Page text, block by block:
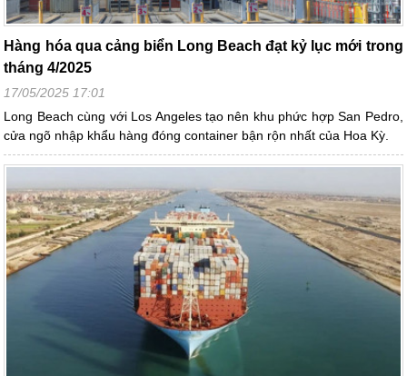
Hàng hóa qua cảng biển Long Beach đạt kỷ lục mới trong
tháng 4/2025
17/05/2025 17:01
Long Beach cùng với Los Angeles tạo nên khu phức hợp San Pedro,
cửa ngõ nhập khẩu hàng đóng container bận rộn nhất của Hoa Kỳ.